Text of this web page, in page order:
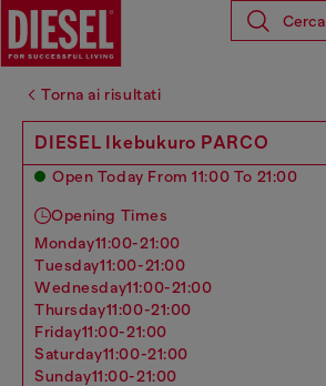
Cerca
Torna ai risultati
DIESEL Ikebukuro PARCO
Open Today From 11:00 To 21:00
Opening Times
monday11:00-21:00
tuesday11:00-21:00
wednesday11:00-21:00
thursday11:00-21:00
friday11:00-21:00
saturday11:00-21:00
sunday11:00-21:00